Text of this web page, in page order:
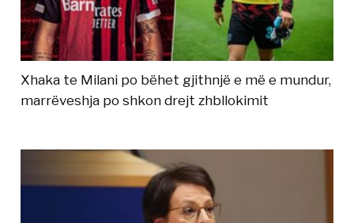
Xhaka te Milani po bëhet gjithnjë e më e mundur,
marrëveshja po shkon drejt zhbllokimit